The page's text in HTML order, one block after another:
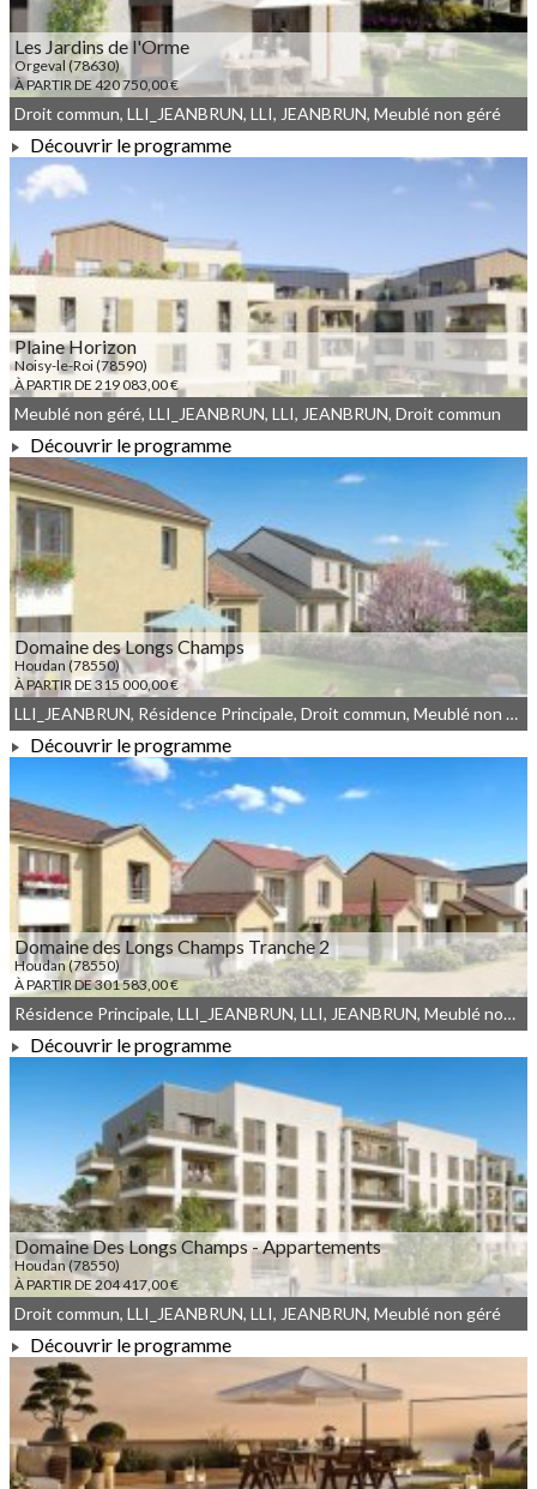
Les Jardins de l'Orme
Orgeval (78630)
À PARTIR DE 420 750,00 €
À PARTIR DE 420 750,00 €
Droit commun, LLI_JEANBRUN, LLI, JEANBRUN, Meublé non géré
Découvrir le programme
Plaine Horizon
Noisy-le-Roi (78590)
À PARTIR DE 219 083,00 €
À PARTIR DE 219 083,00 €
Meublé non géré, LLI_JEANBRUN, LLI, JEANBRUN, Droit commun
Découvrir le programme
Domaine des Longs Champs
Houdan (78550)
À PARTIR DE 315 000,00 €
À PARTIR DE 315 000,00 €
LLI_JEANBRUN, Résidence Principale, Droit commun, Meublé non géré, JEANBRUN, LLI
Découvrir le programme
Domaine des Longs Champs Tranche 2
Houdan (78550)
À PARTIR DE 301 583,00 €
À PARTIR DE 301 583,00 €
Résidence Principale, LLI_JEANBRUN, LLI, JEANBRUN, Meublé non géré, Droit commun
Découvrir le programme
Domaine Des Longs Champs - Appartements
Houdan (78550)
À PARTIR DE 204 417,00 €
À PARTIR DE 204 417,00 €
Droit commun, LLI_JEANBRUN, LLI, JEANBRUN, Meublé non géré
Découvrir le programme